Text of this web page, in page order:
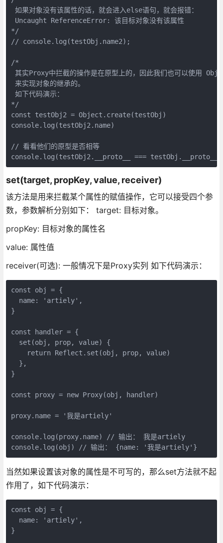
如果对象没有该属性的话，就会进入else语句，就会报错：
Uncaught ReferenceError: 该目标对象没有该属性
*/
// console.log(testObj.name2);
/*
其实Proxy中拦截的操作是在原型上的，因此我们也可以使用
来实现对象的继承的。
如下代码演示：
*/
const testObj2 = Object.create(testObj)
console.log(testObj2.name)
// 看看他们的原型是否相等
console.log(testObj2.__proto__ ===
set(target, propKey, value, receiver)
该方法是用来拦截某个属性的赋值操作，它可以接受四个参
数，参数解析分别如下： target: 目标对象。
propKey: 目标对象的属性名
value: 属性值
receiver(可选): 一般情况下是Proxy实列 如下代码演示：
const obj = {
  name: 'artiely',
}
const handler = {
  set(obj, prop, value) {
    return Reflect.set(obj, prop, value)
  },
}
const proxy = new Proxy(obj, handler)
proxy.name = '我是artiely'
console.log(proxy.name) // 输出： 我是artiely
console.log(obj) // 输出： {name: '我是artiely'}
当然如果设置该对象的属性是不可写的，那么set方法就不起
作用了，如下代码演示：
const obj = {
  name: 'artiely',
}